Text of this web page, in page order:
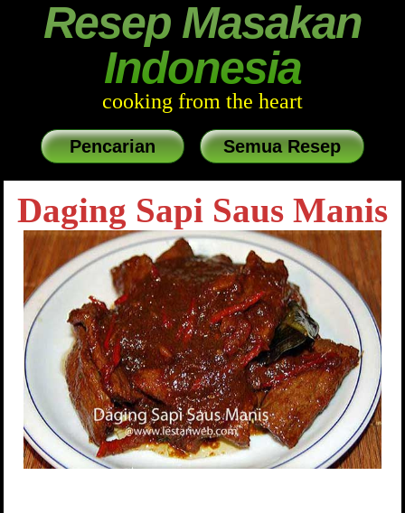
Resep Masakan
Indonesia
cooking from the heart
Pencarian Semua Resep
Daging Sapi Saus Manis